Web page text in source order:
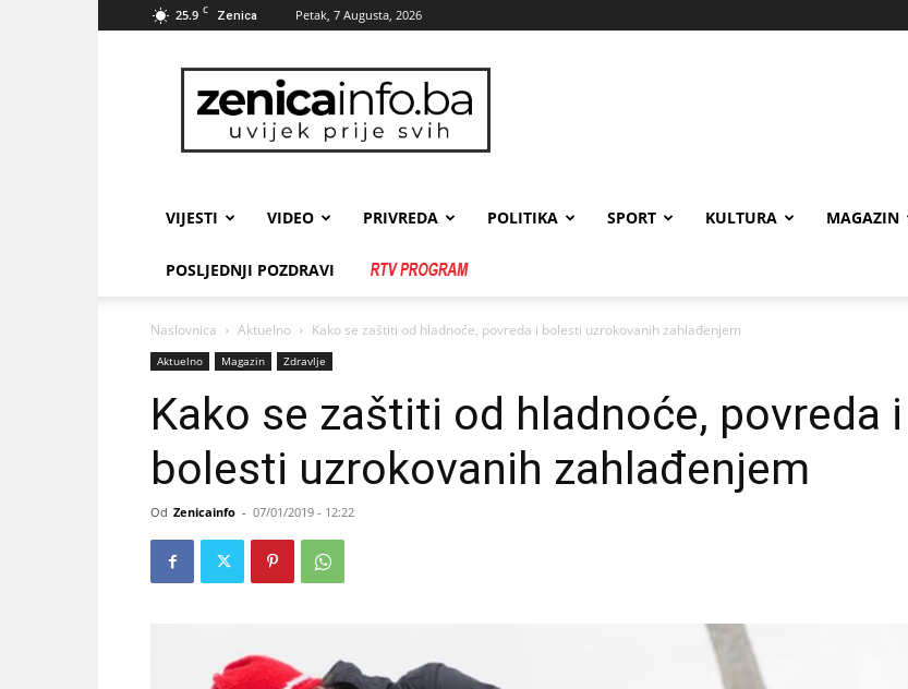
25.9 C Zenica Petak, 7 Augusta, 2026
zenicainfo.ba
VIJESTI VIDEO PRIVREDA POLITIKA SPORT KULTURA MAGAZIN
POSLJEDNJI POZDRAVI
Naslovnica Aktuelno Kako se zaštiti od hladnoće, povreda i bolesti uzrokovanih zahlađenjem
Aktuelno Magazin Zdravlje
Kako se zaštiti od hladnoće, povreda i
bolesti uzrokovanih zahlađenjem
Od Zenicainfo - 07/01/2019 - 12:22